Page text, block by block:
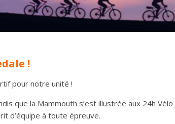
!
pour notre unité !
que la Mammouth s’est illustrée aux 24h
d’équipe à toute épreuve.